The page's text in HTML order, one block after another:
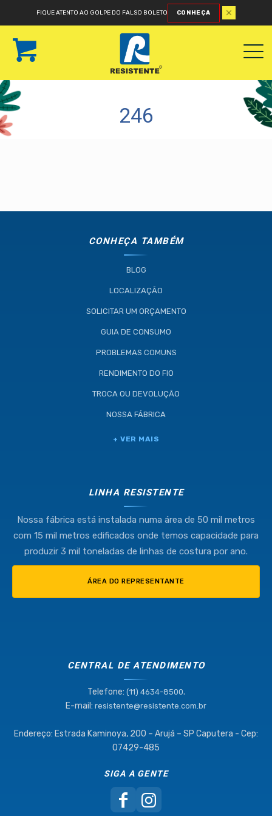
FIQUE ATENTO AO GOLPE DO FALSO BOLETO CONHEÇA
Industria e Comercio de Linhas
(11) 4634-8500
246
CONHEÇA TAMBÉM
BLOG
LOCALIZAÇÃO
SOLICITAR UM ORÇAMENTO
GUIA DE CONSUMO
PROBLEMAS COMUNS
RENDIMENTO DO FIO
TROCA OU DEVOLUÇÃO
NOSSA FÁBRICA
+ VER MAIS
LINHA RESISTENTE
Nossa fábrica está instalada numa área de 50 mil metros
com 15 mil metros edificados onde temos capacidade para
produzir 3 mil toneladas de linhas de costura por ano.
ÁREA DO REPRESENTANTE
CENTRAL DE ATENDIMENTO
Telefone: (11) 4634-8500.
E-mail: resistente@resistente.com.br
Endereço: Estrada Kaminoya, 200 – Arujá – SP Caputera - Cep:
07429-485
SIGA A GENTE